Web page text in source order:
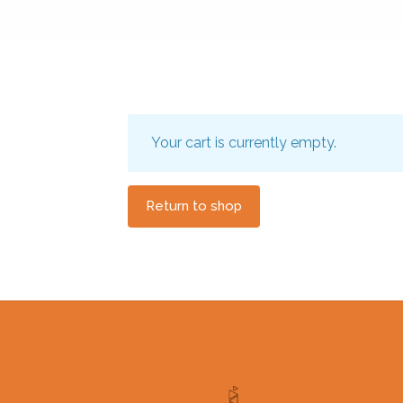
Your cart is currently empty.
Return to shop